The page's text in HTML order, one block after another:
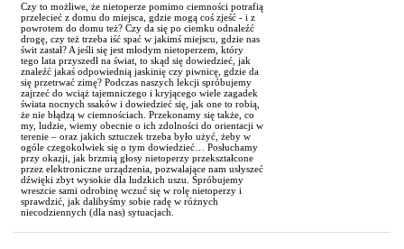
Czy to możliwe, że nietoperze pomimo ciemności potrafią
przelecieć z domu do miejsca, gdzie mogą coś zjeść - i z
powrotem do domu też? Czy da się po ciemku odnaleźć
drogę, czy też trzeba iść spać w jakimś miejscu, gdzie nas
świt zastał? A jeśli się jest młodym nietoperzem, który
tego lata przyszedł na świat, to skąd się dowiedzieć, jak
znaleźć jakaś odpowiednią jaskinię czy piwnicę, gdzie da
się przetrwać zimę? Podczas naszych lekcji spróbujemy
zajrzeć do wciąż tajemniczego i kryjącego wiele zagadek
świata nocnych ssaków i dowiedzieć się, jak one to robią,
że nie błądzą w ciemnościach. Przekonamy się także, co
my, ludzie, wiemy obecnie o ich zdolności do orientacji w
terenie – oraz jakich sztuczek trzeba było użyć, żeby w
ogóle czegokolwiek się o tym dowiedzieć… Posłuchamy
przy okazji, jak brzmią głosy nietoperzy przekształcone
przez elektroniczne urządzenia, pozwalające nam usłyszeć
dźwięki zbyt wysokie dla ludzkich uszu. Spróbujemy
wreszcie sami odrobinę wczuć się w rolę nietoperzy i
sprawdzić, jak dalibyśmy sobie radę w różnych
niecodziennych (dla nas) sytuacjach.